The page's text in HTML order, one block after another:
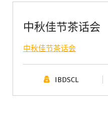
中秋佳节茶话会
中秋佳节茶话会
IBDSCL